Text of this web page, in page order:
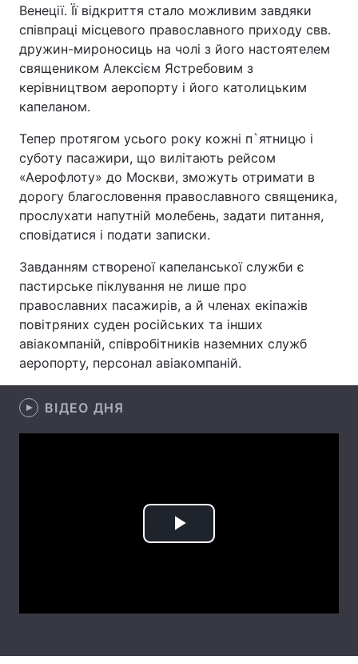
Україна Політика
Економіка Світ
Спорт Наука
Регіони
Відео з Youtube Статті
Венеції. Її відкриття стало можливим завдяки
співпраці місцевого православного приходу свв.
дружин-мироносиць на чолі з його настоятелем
священиком Алексієм Ястребовим з
керівництвом аеропорту і його католицьким
капеланом.
Тепер протягом усього року кожні п`ятницю і
суботу пасажири, що вилітають рейсом
«Аерофлоту» до Москви, зможуть отримати в
дорогу благословення православного священика,
прослухати напутній молебень, задати питання,
сповідатися і подати записки.
Завданням створеної капеланської служби є
пастирське піклування не лише про
православних пасажирів, а й членах екіпажів
повітряних суден російських та інших
авіакомпаній, співробітників наземних служб
аеропорту, персонал авіакомпаній.
ВІДЕО ДНЯ
Play